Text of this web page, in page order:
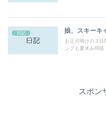
日記 娘、スキーキ
お正月明けの３日
ンプも夏休み同様
スポン